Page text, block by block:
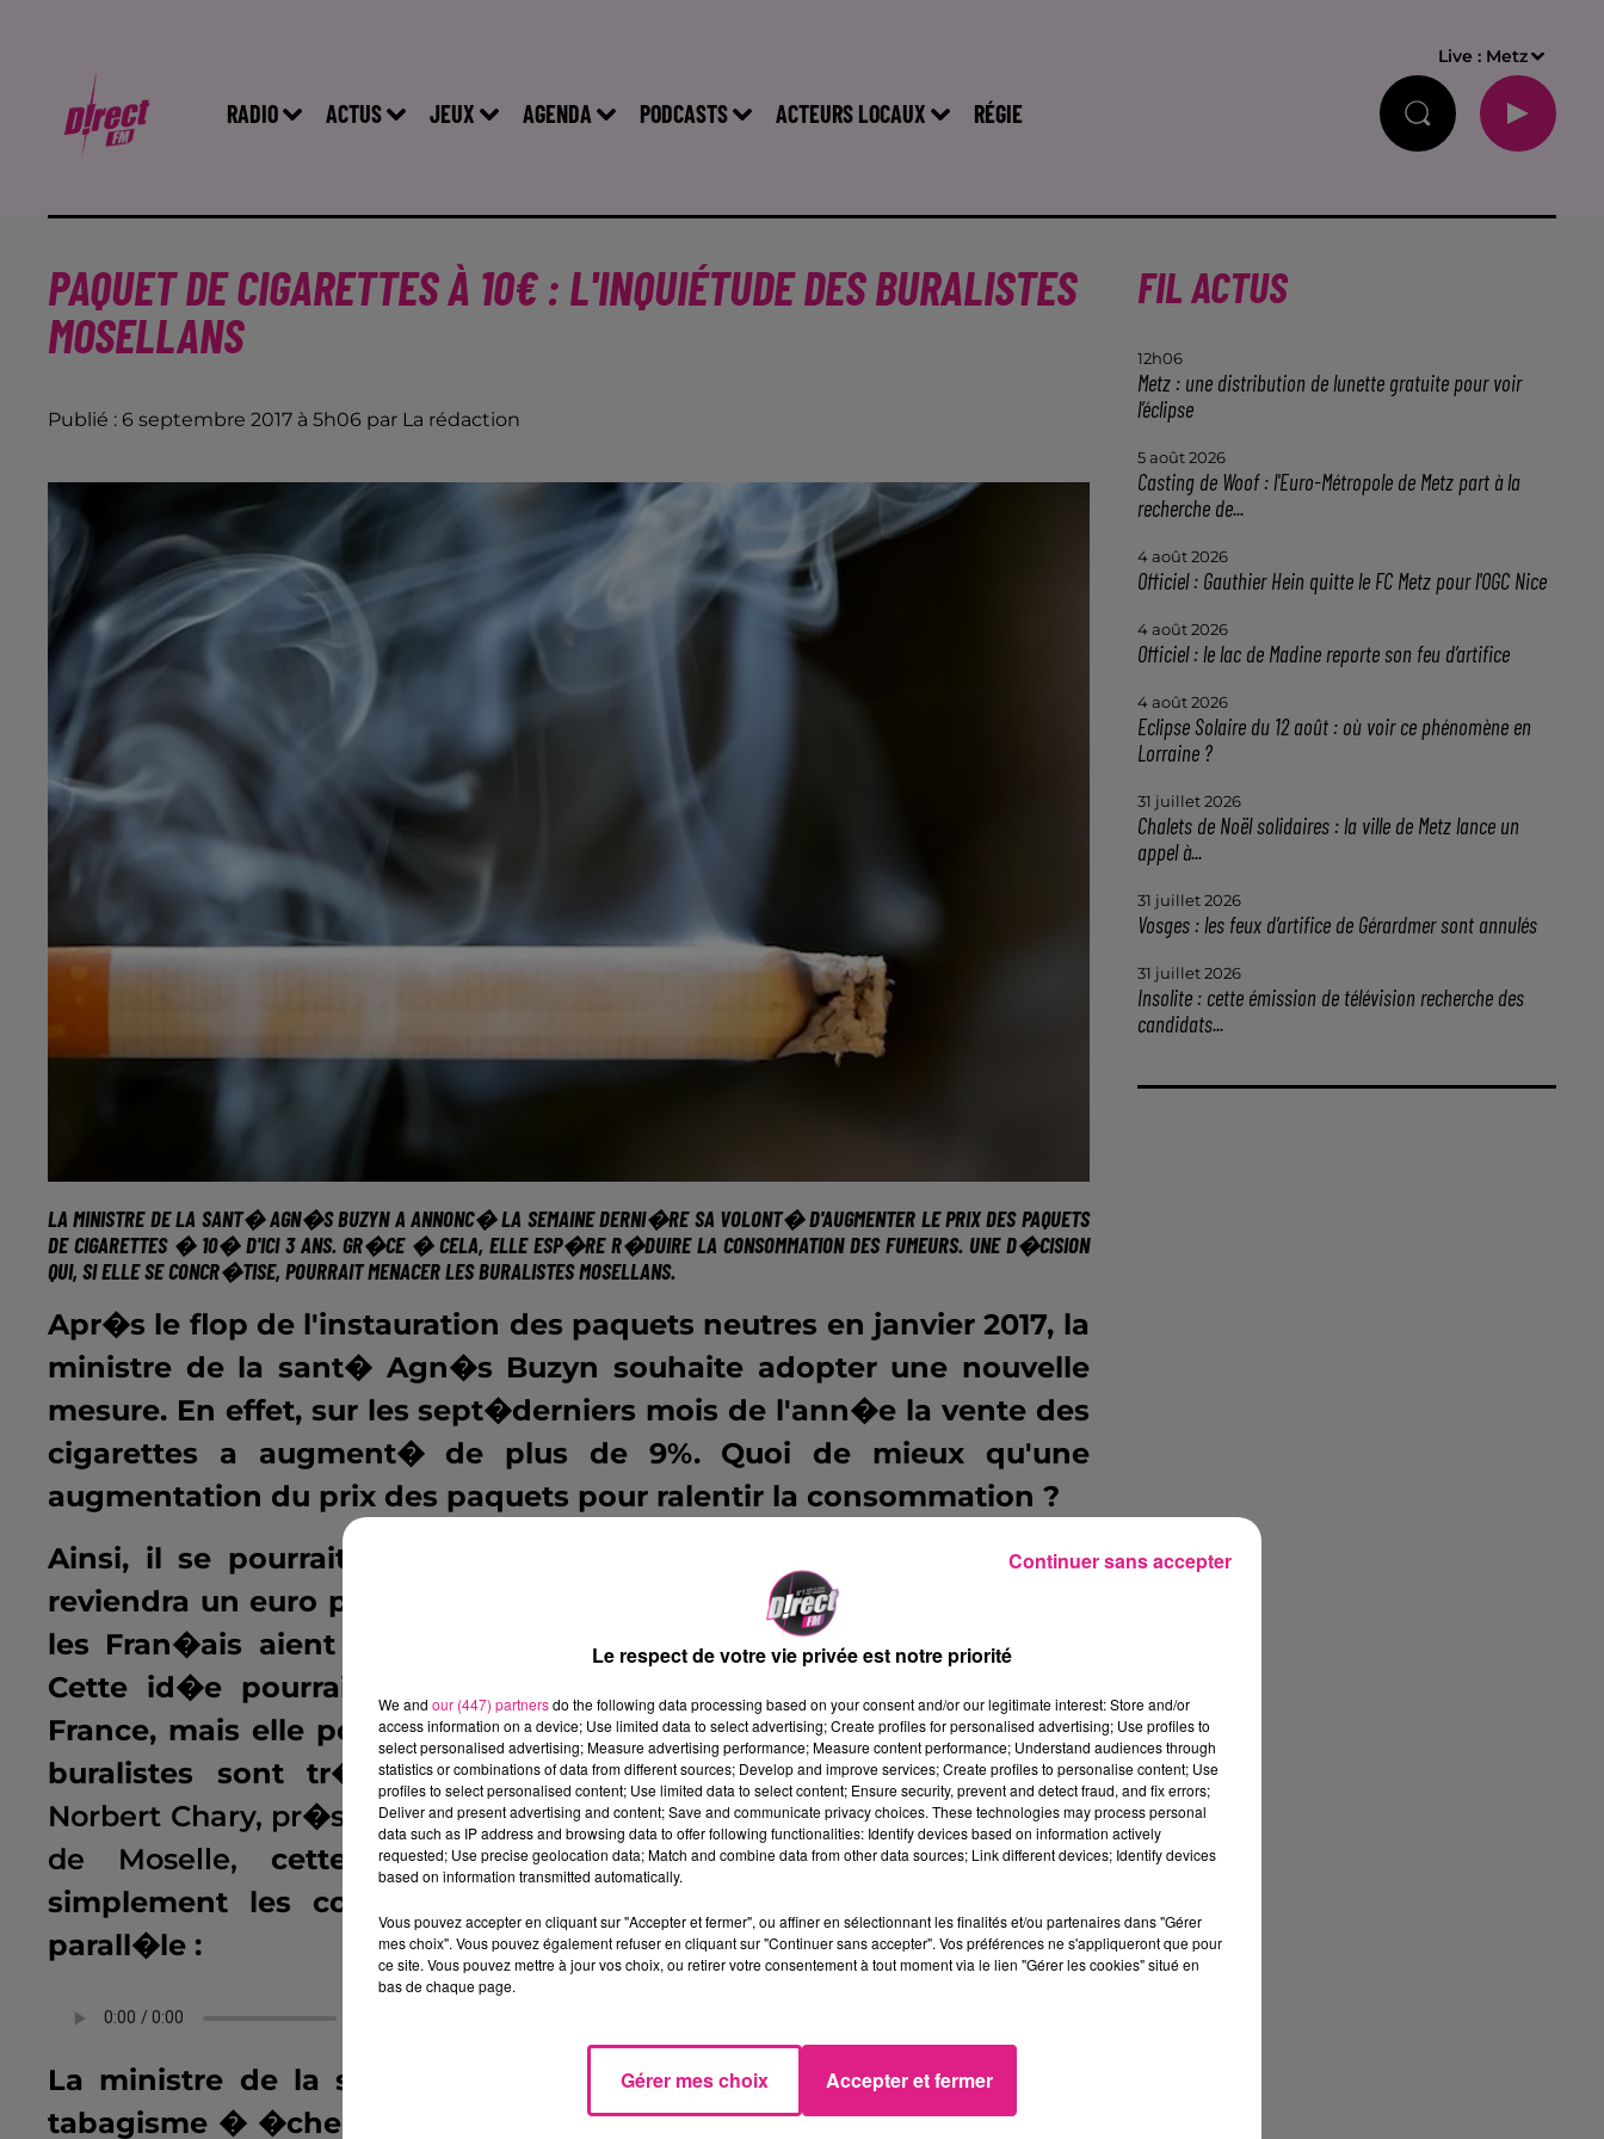
RADIO ACTUS JEUX AGENDA PODCASTS ACTEURS LOCAUX RÉGIE
Live : Metz
PAQUET DE CIGARETTES À 10€ : L'INQUIÉTUDE DES BURALISTES
MOSELLANS
Publié : 6 septembre 2017 à 5h06 par La rédaction
LA MINISTRE DE LA SANT� AGN�S BUZYN A ANNONC� LA SEMAINE DERNI�RE SA VOLONT� D'AUGMENTER LE PRIX DES PAQUETS
DE CIGARETTES � 10� D'ICI 3 ANS. GR�CE � CELA, ELLE ESP�RE R�DUIRE LA CONSOMMATION DES FUMEURS. UNE D�CISION
QUI, SI ELLE SE CONCR�TISE, POURRAIT MENACER LES BURALISTES MOSELLANS.
Apr�s le flop de l'instauration des paquets neutres en janvier 2017, la
ministre de la sant� Agn�s Buzyn souhaite adopter une nouvelle
mesure. En effet, sur les sept�derniers mois de l'ann�e la vente des
cigarettes a augment� de plus de 9%. Quoi de mieux qu'une
augmentation du prix des paquets pour ralentir la consommation ?
Ainsi, il se pourrait qu'en janvier 2018, acheter votre paquet vous
reviendra un euro plus cher. Cette hausse sera progressive pour que
les Fran�ais aient le temps de se pr�parer � arr�ter de fumer.
Cette id�e pourrait permettre de lutter contre le tabagisme en
France, mais elle pourrait �galement causer la perte d'emplois. Les
buralistes sont tr�s inquiets de cette future l�gislation. Pour
Norbert Chary, pr�sident de la chambre professionnelle des buralistes
de Moselle, cette mesure s'av�rera inefficace, elle incitera
simplement les consommateurs � se fournir dans un march�
parall�le :
La ministre de la sant� envisage �galement de�lutter contre le
tabagisme � �chelle europ�enne. Lors de son entrevue, elle aurait
FIL ACTUS
12h06
Metz : une distribution de lunette gratuite pour voir
l’éclipse
5 août 2026
Casting de Woof : l'Euro-Métropole de Metz part à la
recherche de...
4 août 2026
Officiel : Gauthier Hein quitte le FC Metz pour l'OGC Nice
4 août 2026
Officiel : le lac de Madine reporte son feu d’artifice
4 août 2026
Eclipse Solaire du 12 août : où voir ce phénomène en
Lorraine ?
31 juillet 2026
Chalets de Noël solidaires : la ville de Metz lance un
appel à...
31 juillet 2026
Vosges : les feux d’artifice de Gérardmer sont annulés
31 juillet 2026
Insolite : cette émission de télévision recherche des
candidats...
Le respect de votre vie privée est notre priorité
We and our (447) partnersdo the following data processing based on your consent and/or our legitimate interest: Store and/or
access information on a device; Use limited data to select advertising; Create profiles for personalised advertising; Use profiles to
select personalised advertising; Measure advertising performance; Measure content performance; Understand audiences through
statistics or combinations of data from different sources; Develop and improve services; Create profiles to personalise content; Use
profiles to select personalised content; Use limited data to select content; Ensure security, prevent and detect fraud, and fix errors;
Deliver and present advertising and content; Save and communicate privacy choices. These technologies may process personal
data such as IP address and browsing data to offer following functionalities: Identify devices based on information actively
requested; Use precise geolocation data; Match and combine data from other data sources; Link different devices; Identify devices
based on information transmitted automatically.
Vous pouvez accepter en cliquant sur "Accepter et fermer", ou affiner en sélectionnant les finalités et/ou partenaires dans "Gérer
mes choix". Vous pouvez également refuser en cliquant sur "Continuer sans accepter". Vos préférences ne s'appliqueront que pour
ce site. Vous pouvez mettre à jour vos choix, ou retirer votre consentement à tout moment via le lien "Gérer les cookies" situé en
bas de chaque page.
Gérer mes choix Accepter et fermer
Continuer sans accepter